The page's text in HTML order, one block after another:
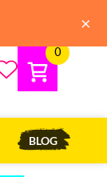
0
BLOG
×